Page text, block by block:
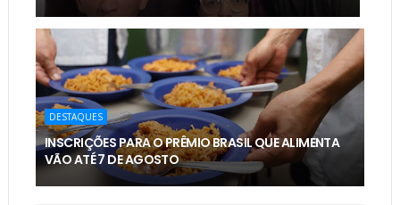
DESTAQUES
INSCRIÇÕES PARA O PRÊMIO BRASIL QUE ALIMENTA
VÃO ATÉ 7 DE AGOSTO